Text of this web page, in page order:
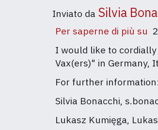
Inviato da Silvia
Per saperne di più su
I would like to
Vax(ers)" in Germany,
For further information:
Silvia Bonacchi,
Lukasz Kumięga,